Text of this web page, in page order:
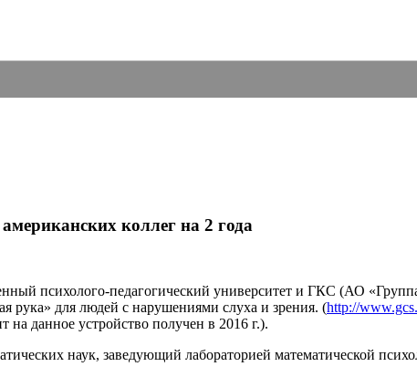
коллег на 2 года
психолого-педагогический университет и ГКС (АО
рука» для людей с нарушениями слуха и зрения. (http://
на данное устройство получен в 2016 г.).
наук, заведующий лабораторией математической